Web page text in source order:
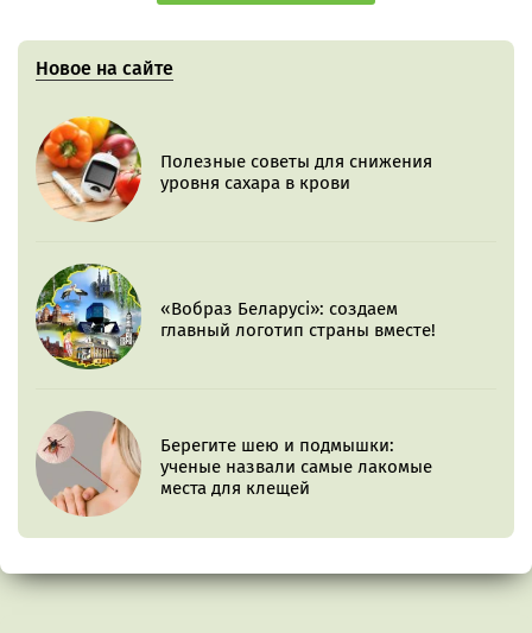
Новое на сайте
Полезные советы для снижения
уровня сахара в крови
«Вобраз Беларусі»: создаем
главный логотип страны вместе!
Берегите шею и подмышки:
ученые назвали самые лакомые
места для клещей